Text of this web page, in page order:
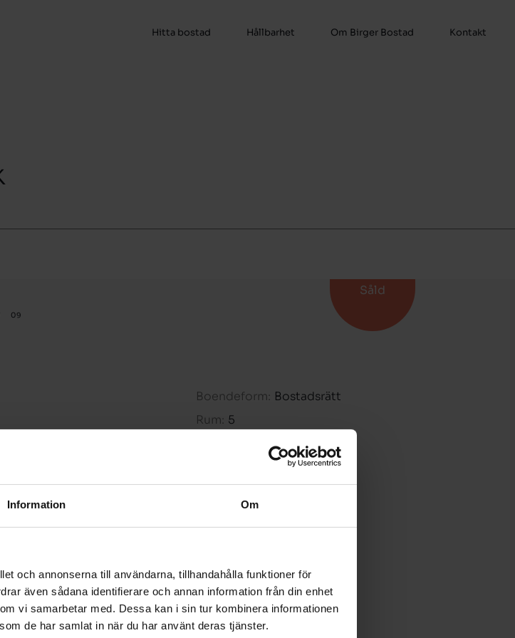
Information Om
och annonserna till användarna, tillhandahålla funktioner för
även sådana identifierare och annan information från din enhet
vi samarbetar med. Dessa kan i sin tur kombinera informationen
de har samlat in när du har använt deras tjänster.
Kontakt
Om Birger Bostad
Hållbarhet
Hitta bostad
09
Såld
döljer dina
fullt utrustat
i laminat och vitt
Boendeform: Bostadsrätt
Rum: 5
96 kvm